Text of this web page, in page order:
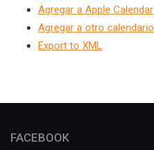
Agregar a Apple Calendar
Agregar a otro calendario
Export to XML
FACEBOOK